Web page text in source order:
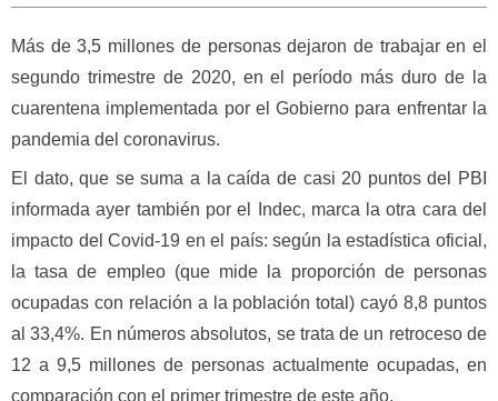
Más de 3,5 millones de personas dejaron de trabajar en el
segundo trimestre de 2020, en el período más duro de la
cuarentena implementada por el Gobierno para enfrentar la
pandemia del coronavirus.
El dato, que se suma a la caída de casi 20 puntos del PBI
informada ayer también por el Indec, marca la otra cara del
impacto del Covid-19 en el país: según la estadística oficial,
la tasa de empleo (que mide la proporción de personas
ocupadas con relación a la población total) cayó 8,8 puntos
al 33,4%. En números absolutos, se trata de un retroceso de
12 a 9,5 millones de personas actualmente ocupadas, en
comparación con el primer trimestre de este año.